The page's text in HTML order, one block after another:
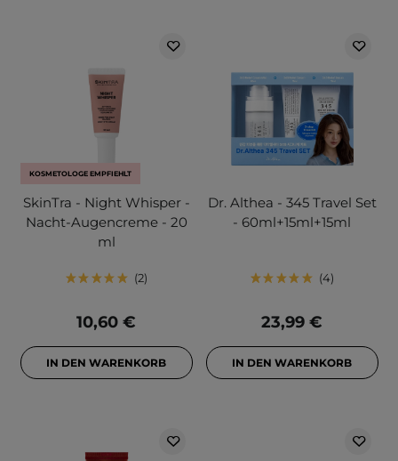
KOSMETOLOGE EMPFIEHLT
SkinTra - Night Whisper -
Nacht-Augencreme - 20
ml
2
10,60 €
IN DEN WARENKORB
Dr. Althea - 345 Travel Set
- 60ml+15ml+15ml
4
23,99 €
IN DEN WARENKORB